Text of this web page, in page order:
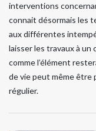
interventions
connait désormais les
aux différentes
laisser les travaux à
comme l’élément
de vie peut même être
régulier.